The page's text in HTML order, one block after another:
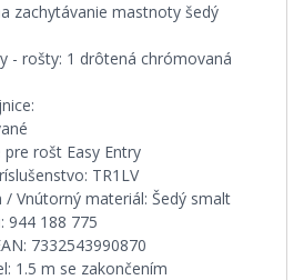
zachytávanie mastnoty šedý
- rošty: 1 drôtená chrómovaná
rošt Easy Entry
TR1LV
/ Vnútorný materiál: Šedý smalt
944 188 775
7332543990870
1.5 m se zakončením